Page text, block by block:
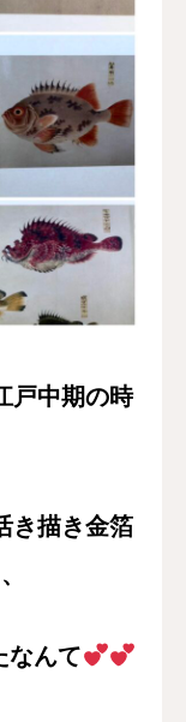
戸中期の時
き描き金箔
なんて